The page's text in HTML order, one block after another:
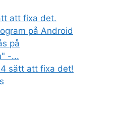
att fixa det.
på Android
på
-...
sätt att fixa det!